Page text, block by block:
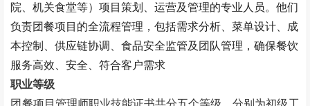
院、机关食堂等）项目策划、运营及管理的专业人员。他们
负责团餐项目的全流程管理，包括需求分析、菜单设计、成
本控制、供应链协调、食品安全监管及团队管理，确保餐饮
服务高效、安全、符合客户需求
职业等级
团餐项目管理师职业技能证书共分五个等级。分别为初级工